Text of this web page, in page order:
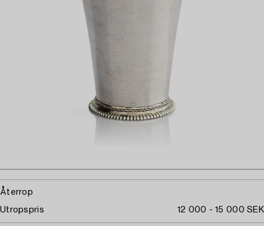
Återrop
Utropspris 12 000 - 15 000 SEK